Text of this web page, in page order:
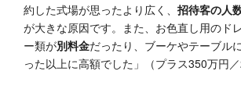
約した式場が思ったより広く、 招待客の人
が大きな原因です。また、お色直し用のド
ー類が別料金だったり、ブーケやテーブル
った以上に高額でした」（プラス350万円／